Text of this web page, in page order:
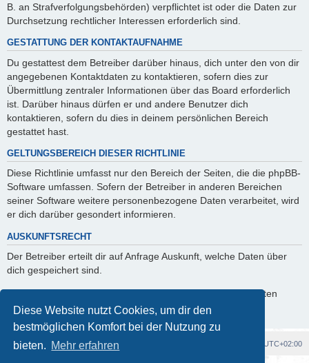
Diese Website nutzt Cookies, um dir den
bestmöglichen Komfort bei der Nutzung zu
bieten. Mehr erfahren
B. an Strafverfolgungsbehörden) verpflichtet ist oder die Daten zur
Durchsetzung rechtlicher Interessen erforderlich sind.
GESTATTUNG DER KONTAKTAUFNAHME
Du gestattest dem Betreiber darüber hinaus, dich unter den von dir
angegebenen Kontaktdaten zu kontaktieren, sofern dies zur
Übermittlung zentraler Informationen über das Board erforderlich
ist. Darüber hinaus dürfen er und andere Benutzer dich
kontaktieren, sofern du dies in deinem persönlichen Bereich
gestattet hast.
GELTUNGSBEREICH DIESER RICHTLINIE
Diese Richtlinie umfasst nur den Bereich der Seiten, die die phpBB-
Software umfassen. Sofern der Betreiber in anderen Bereichen
seiner Software weitere personenbezogene Daten verarbeitet, wird
er dich darüber gesondert informieren.
AUSKUNFTSRECHT
Der Betreiber erteilt dir auf Anfrage Auskunft, welche Daten über
dich gespeichert sind.
Du kannst jederzeit die Löschung bzw. Sperrung deiner Daten
verlangen. Kontaktiere hierzu bitte den Betreiber.
Foren-Übersicht UTC+02:00